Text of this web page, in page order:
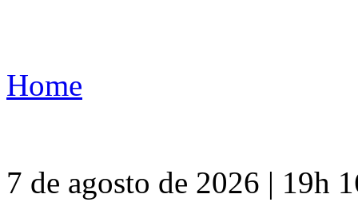
Home
7 de agosto de 2026 | 19h